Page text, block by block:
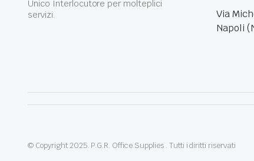
Unico Interlocutore per molteplici
servizi.
Via
Napoli
© Copyright 2025. P.G.R. Office Supplies . Tutti i diritti riservati